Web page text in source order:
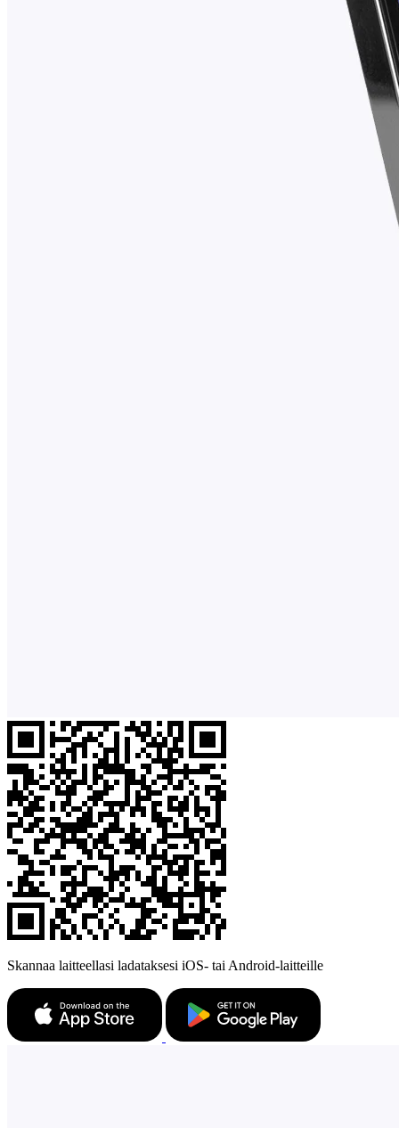
Skannaa laitteellasi ladataksesi iOS- tai Android-laitteille